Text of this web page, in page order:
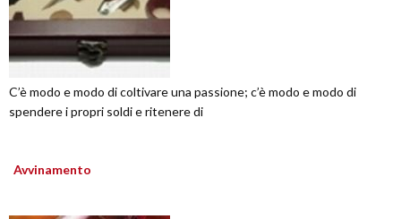
C’è modo e modo di coltivare una passione; c’è modo e modo di
spendere i propri soldi e ritenere di
Avvinamento